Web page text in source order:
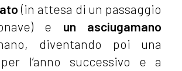
(in attesa di un passaggio
e un asciugamano
diventando poi una
l’anno successivo e a